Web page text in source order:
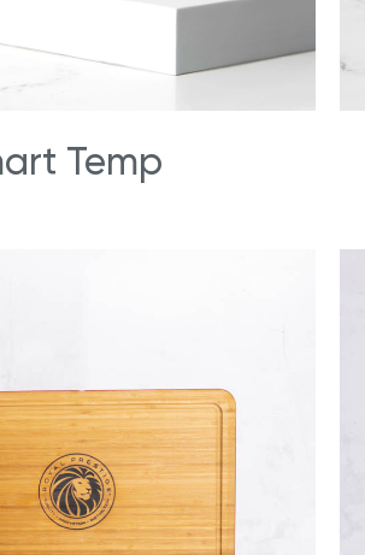
Temp